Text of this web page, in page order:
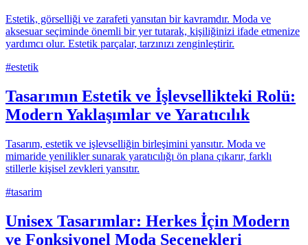
Estetik, görselliği ve zarafeti yansıtan bir kavramdır. Moda ve
aksesuar seçiminde önemli bir yer tutarak, kişiliğinizi ifade etmenize
yardımcı olur. Estetik parçalar, tarzınızı zenginleştirir.
#estetik
Tasarımın Estetik ve İşlevsellikteki Rolü:
Modern Yaklaşımlar ve Yaratıcılık
Tasarım, estetik ve işlevselliğin birleşimini yansıtır. Moda ve
mimaride yenilikler sunarak yaratıcılığı ön plana çıkarır, farklı
stillerle kişisel zevkleri yansıtır.
#tasarim
Unisex Tasarımlar: Herkes İçin Modern
ve Fonksiyonel Moda Seçenekleri